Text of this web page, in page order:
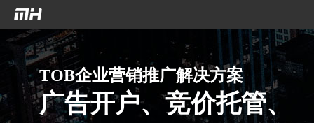
TOB企业营销推广解决方案
广告开户、竞价托管、